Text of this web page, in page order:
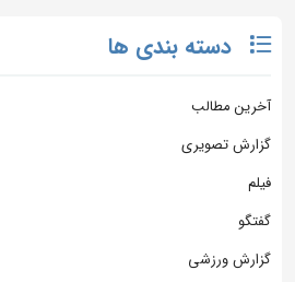
دسته بندی ها
آخرین مطالب
گزارش تصویری
فیلم
گفتگو
گزارش ورزشی